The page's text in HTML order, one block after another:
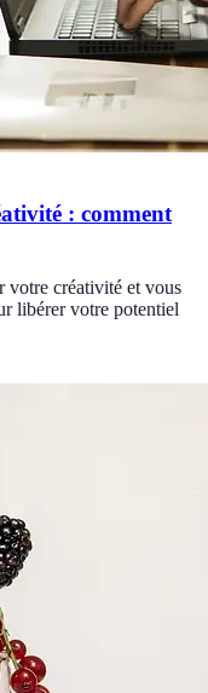
: comment
votre créativité et vous
libérer votre potentiel